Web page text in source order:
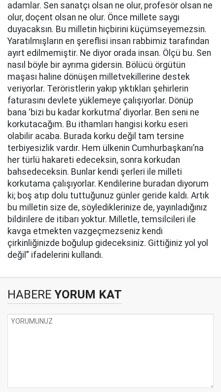
adamlar. Sen sanatçı olsan ne olur, profesör olsan ne
olur, doçent olsan ne olur. Önce millete saygı
duyacaksın. Bu milletin hiçbirini küçümseyemezsin.
Yaratılmışların en şereflisi insan rabbimiz tarafından
ayırt edilmemiştir. Ne diyor orada insan. Ölçü bu. Sen
nasıl böyle bir ayrıma gidersin. Bölücü örgütün
maşası haline dönüşen milletvekillerine destek
veriyorlar. Teröristlerin yakıp yıktıkları şehirlerin
faturasını devlete yüklemeye çalışıyorlar. Dönüp
bana ‘bizi bu kadar korkutma’ diyorlar. Ben seni ne
korkutacağım. Bu ithamları hangisi korku eseri
olabilir acaba. Burada korku değil tam tersine
terbiyesizlik vardır. Hem ülkenin Cumhurbaşkanı’na
her türlü hakareti edeceksin, sonra korkudan
bahsedeceksin. Bunlar kendi şerleri ile milleti
korkutama çalışıyorlar. Kendilerine buradan diyorum
ki; boş atıp dolu tuttuğunuz günler geride kaldı. Artık
bu milletin size de, söylediklerinize de, yayınladığınız
bildirilere de itibarı yoktur. Milletle, temsilcileri ile
kavga etmekten vazgeçmezseniz kendi
çirkinliğinizde boğulup gideceksiniz. Gittiğiniz yol yol
değil” ifadelerini kullandı.
HABERE YORUM KAT